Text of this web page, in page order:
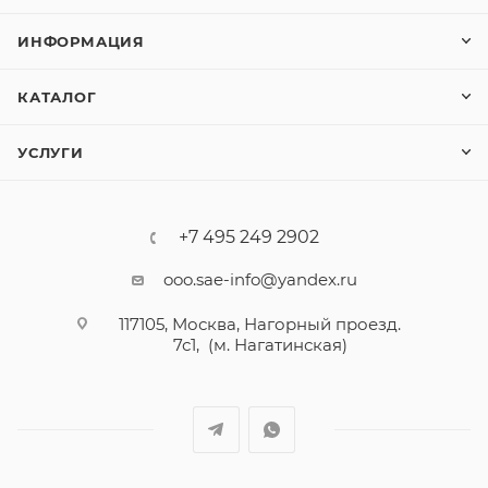
ИНФОРМАЦИЯ
КАТАЛОГ
УСЛУГИ
+7 495 249 2902
ooo.sae-info@yandex.ru
117105, Москва, Нагорный проезд.
7с1, (м. Нагатинская)